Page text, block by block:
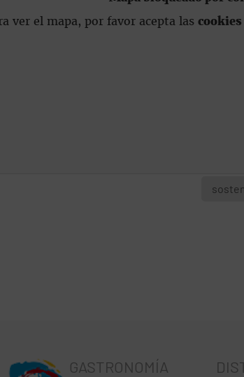
ver el mapa, por favor acepta las
GASTRONOMÍA